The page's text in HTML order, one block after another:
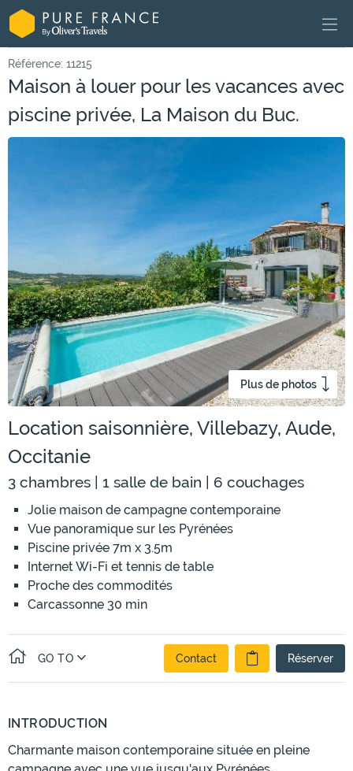
Référence: 11215
Maison à louer pour les vacances avec
piscine privée, La Maison du Buc.
Plus de photos
Location saisonnière, Villebazy, Aude,
Occitanie
3 chambres | 1 salle de bain | 6 couchages
Jolie maison de campagne contemporaine
Vue panoramique sur les Pyrénées
Piscine privée 7m x 3.5m
Internet Wi-Fi et tennis de table
Proche des commodités
Carcassonne 30 min
GO TO Contact Réserver
INTRODUCTION
Charmante maison contemporaine située en pleine